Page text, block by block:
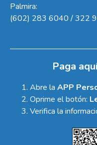
Palmira:
(602) 283 6040 / 322
Paga
Abre la APP
Oprime el botón:
Verifica la